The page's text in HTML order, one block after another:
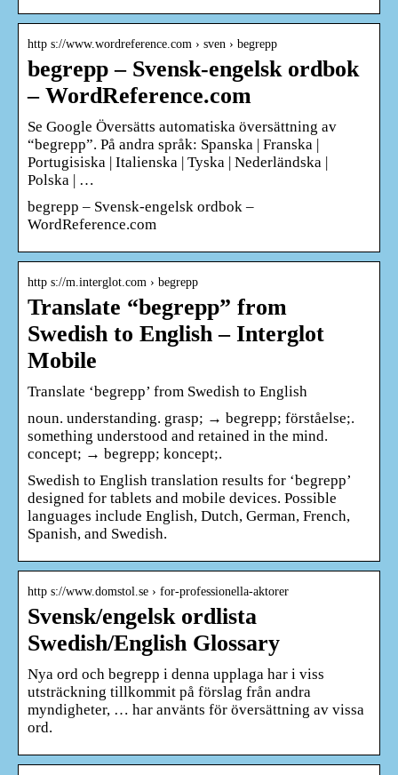
http s://www.wordreference.com › sven › begrepp
begrepp – Svensk-engelsk ordbok
– WordReference.com
Se Google Översätts automatiska översättning av
“begrepp”. På andra språk: Spanska | Franska |
Portugisiska | Italienska | Tyska | Nederländska |
Polska | …
begrepp – Svensk-engelsk ordbok –
WordReference.com
http s://m.interglot.com › begrepp
Translate “begrepp” from
Swedish to English – Interglot
Mobile
Translate ‘begrepp’ from Swedish to English
noun. understanding. grasp; → begrepp; förståelse;.
something understood and retained in the mind.
concept; → begrepp; koncept;.
Swedish to English translation results for ‘begrepp’
designed for tablets and mobile devices. Possible
languages include English, Dutch, German, French,
Spanish, and Swedish.
http s://www.domstol.se › for-professionella-aktorer
Svensk/engelsk ordlista
Swedish/English Glossary
Nya ord och begrepp i denna upplaga har i viss
utsträckning tillkommit på förslag från andra
myndigheter, … har använts för översättning av vissa
ord.